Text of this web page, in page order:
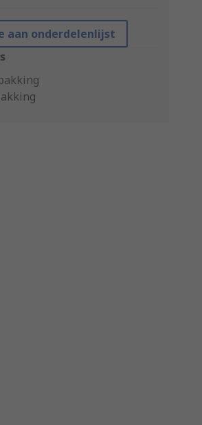
aan onderdelenlijst